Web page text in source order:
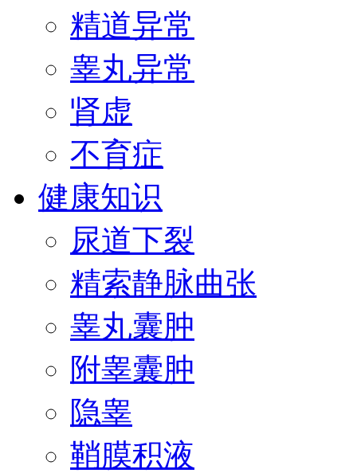
精道异常
睾丸异常
肾虚
不育症
健康知识
尿道下裂
精索静脉曲张
睾丸囊肿
附睾囊肿
隐睾
鞘膜积液